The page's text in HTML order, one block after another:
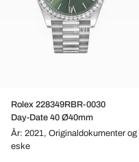
Rolex 228349RBR-0030
Day-Date 40 Ø40mm
År: 2021, Originaldokumenter og
eske